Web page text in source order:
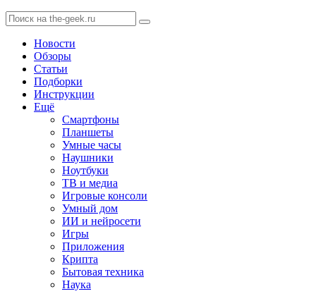
Новости
Обзоры
Статьи
Подборки
Инструкции
Ещё
Смартфоны
Планшеты
Умные часы
Наушники
Ноутбуки
ТВ и медиа
Игровые консоли
Умный дом
ИИ и нейросети
Игры
Приложения
Крипта
Бытовая техника
Наука